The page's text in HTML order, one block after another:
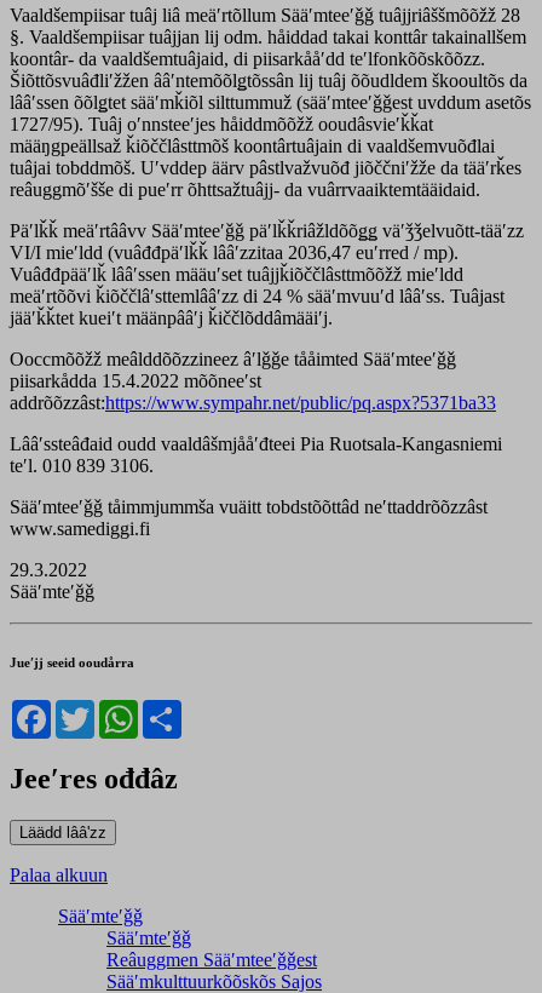
Vaaldšempiisar tuâj liâ meäʹrtõllum Sääʹmteeʹǧǧ tuâjjriâššmõõžž 28
§. Vaaldšempiisar tuâjjan lij odm. håiddad takai konttâr takainallšem
koontâr- da vaaldšemtuâjaid, di piisarkååʹdd teʹlfonkõõskõõzz.
Šiõttõsvuâđliʹžžen ââʹntemõõlǥtõssân lij tuâj õõudldem škooultõs da
lââʹssen õõlǥtet sääʹmǩiõl silttummuž (sääʹmteeʹǧǧest uvddum asetõs
1727/95). Tuâj oʹnnsteeʹjes håiddmõõžž ooudâsvieʹǩǩat
määŋgpeällsaž ǩiõččlâsttmõš koontârtuâjain di vaaldšemvuõđlai
tuâjai tobddmõš. Uʹvddep äärv pâstlvažvuõđ jiõččniʹžže da tääʹrǩes
reâuggmõʹšše di pueʹrr õhttsažtuâjj- da vuârrvaaiktemtääidaid.
Päʹlǩǩ meäʹrtââvv Sääʹmteeʹǧǧ päʹlǩǩriâžldõõǥǥ väʹǯǯelvuõtt-tääʹzz
VI/I mieʹldd (vuâđđpäʹlǩǩ lââʹzzitaa 2036,47 euʹrred / mp).
Vuâđđpääʹlǩ lââʹssen määuʹset tuâjjǩiõččlâsttmõõžž mieʹldd
meäʹrtõõvi ǩiõččlâʹsttemlââʹzz di 24 % sääʹmvuuʹd lââʹss. Tuâjast
jääʹǩǩtet kueiʹt määnpââʹj ǩiččlõddâmääiʹj.
Ooccmõõžž meâlddõõzzineez âʹlǧǧe tååimted Sääʹmteeʹǧǧ
piisarkådda 15.4.2022 mõõneeʹst
addrõõzzâst:https://www.sympahr.net/public/pq.aspx?5371ba33
Lââʹssteâđaid oudd vaaldâšmjååʹđteei Pia Ruotsala-Kangasniemi
teʹl. 010 839 3106.
Sääʹmteeʹǧǧ tåimmjummša vuäitt tobdstõõttâd neʹttaddrõõzzâst
www.samediggi.fi
29.3.2022
Sääʹmteʹǧǧ
Jueʹjj seeid ooudårra
Facebook
TwitterWhatsApp
Jeeʹres ođđâz
Palaa alkuun
Sääʹmteʹǧǧ
Sääʹmteʹǧǧ
Reâuggmen Sääʹmteeʹǧǧest
Sääʹmkulttuurkõõskõs Sajos